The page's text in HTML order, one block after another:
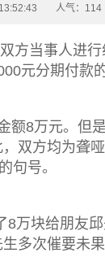
人气：114
方当事人进
元分期付款的
额8万元。
双方均为聋
句号。
8万块给朋友
多次催要未果